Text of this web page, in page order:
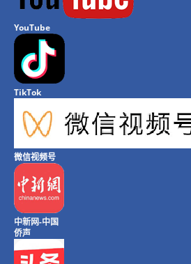
YouTube
TikTok
微信视频号
中新网-中国
侨声